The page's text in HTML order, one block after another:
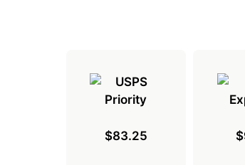
$83.25